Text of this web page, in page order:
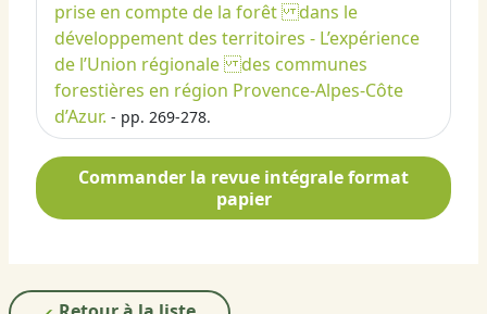
prise en compte de la forêt dans le
développement des territoires - L’expérience
de l’Union régionale des communes
forestières en région Provence-Alpes-Côte
d’Azur. - pp. 269-278.
Commander la revue intégrale format
papier